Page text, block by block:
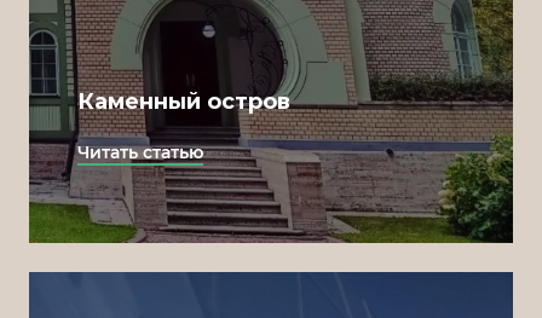
Каменный остров
Читать статью
Development
Kamil Sometimes
Management
Darina Yurina